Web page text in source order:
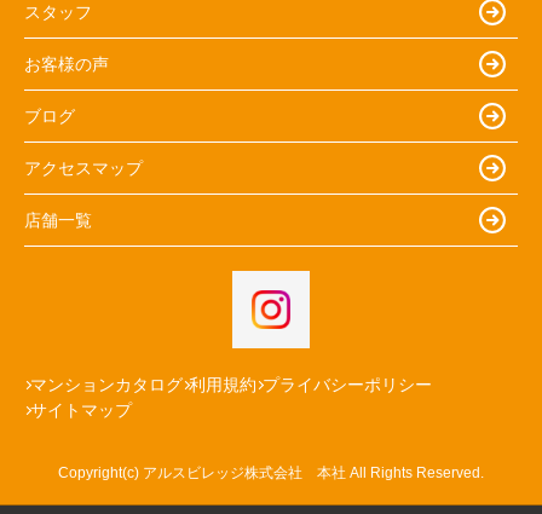
スタッフ
お客様の声
ブログ
アクセスマップ
店舗一覧
マンションカタログ 利用規約 プライバシーポリシー
サイトマップ
Copyright(c) アルスビレッジ株式会社 本社 All Rights Reserved.